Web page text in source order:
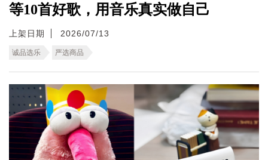
等10首好歌，用音乐真实做自己
上架日期 2026/07/13
诚品选乐 严选商品